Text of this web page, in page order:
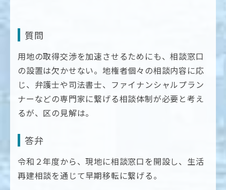
質問
用地の取得交渉を加速させるためにも、相談窓口
の設置は欠かせない。地権者個々の相談内容に応
じ、弁護士や司法書士、ファイナンシャルプラン
ナーなどの専門家に繋げる相談体制が必要と考え
るが、区の見解は。
答弁
令和２年度から、現地に相談窓口を開設し、生活
再建相談を通じて早期移転に繋げる。